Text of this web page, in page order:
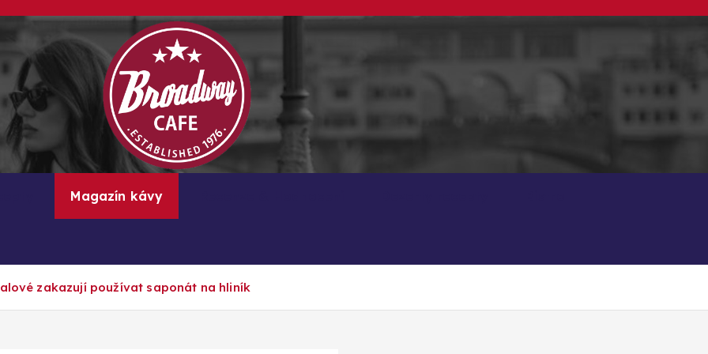
Kávové recepty, lifestyle a trendy inspirace
Magazín kávy
zakazují používat saponát na hliník